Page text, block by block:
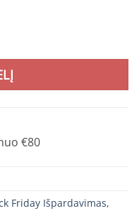
€80
Friday Išpardavimas,